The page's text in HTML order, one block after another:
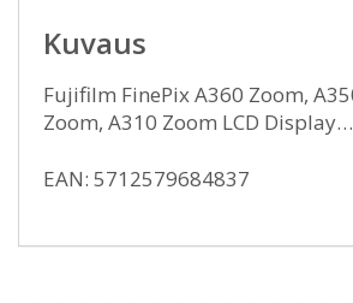
Kuvaus
Fujifilm FinePix A360 Zoom,
Zoom, A310 Zoom LCD Display…
EAN: 5712579684837